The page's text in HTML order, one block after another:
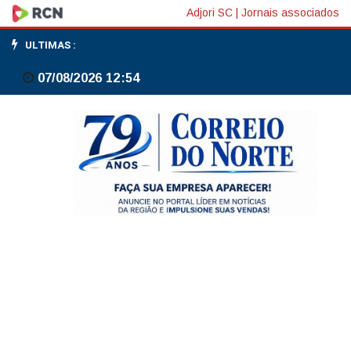
'É
preocupante
usar
Adjori SC Jornais associados
ULTIMAS :
07/08/2026 12:54